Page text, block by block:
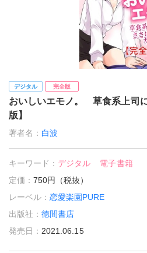
デジタル 完全版
おいしいエモノ。 草食系上司
版】
著者名： 白波
キーワード：デジタル
電子書籍
定価：750円（税抜）
レーベル：恋愛楽園PURE
出版社：徳間書店
発売日： 2021.06.15